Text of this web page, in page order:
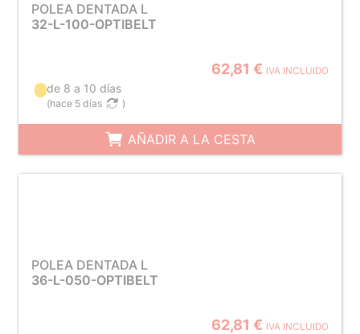
POLEA DENTADA L
32-L-100-OPTIBELT
62,81 € IVA INCLUIDO
de 8 a 10 días
(hace 5 días )
AÑADIR A LA CESTA
POLEA DENTADA L
36-L-050-OPTIBELT
62,81 € IVA INCLUIDO